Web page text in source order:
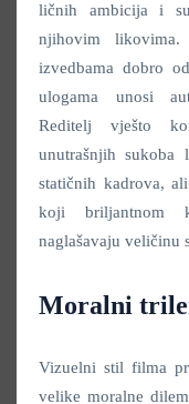
ličnih ambicija i
njihovim
izvedbama dobro
ulogama unosi
Reditelj vješto
unutrašnjih sukoba
statičnih kadrova,
koji briljantnom
naglašavaju veličinu
Moralni
Vizuelni stil filma
velike moralne